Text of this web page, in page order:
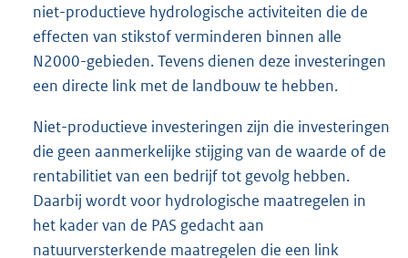
niet-productieve hydrologische activiteiten die de
effecten van stikstof verminderen binnen alle
N2000-gebieden. Tevens dienen deze investeringen
een directe link met de landbouw te hebben.
Niet-productieve investeringen zijn die investeringen
die geen aanmerkelijke stijging van de waarde of de
rentabilitiet van een bedrijf tot gevolg hebben.
Daarbij wordt voor hydrologische maatregelen in
het kader van de PAS gedacht aan
natuurversterkende maatregelen die een link